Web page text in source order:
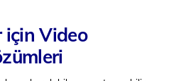
için Video